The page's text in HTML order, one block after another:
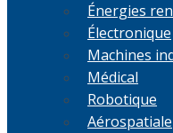
Énergies
Électronique
Machines
Médical
Robotique
Aérospatiale